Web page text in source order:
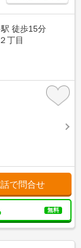
徒歩15分
丁目
で問合せ
無料